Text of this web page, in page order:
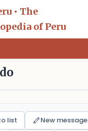
• The
of Peru
list New message